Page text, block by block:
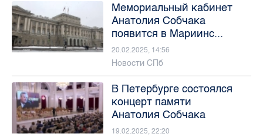
Мемориальный кабинет
Анатолия Собчака
появится в Мариинс...
20.02.2025, 14:56
Новости СПб
В Петербурге состоялся
концерт памяти
Анатолия Собчака
19.02.2025, 22:20